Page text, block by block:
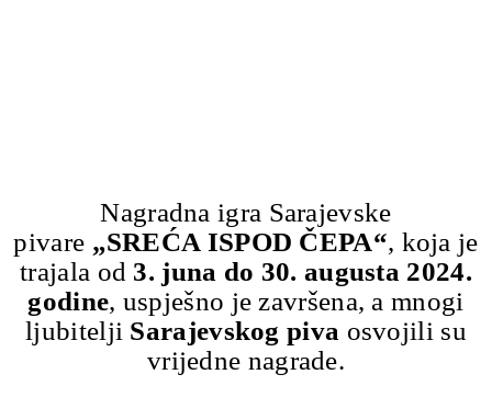
Nagradna igra Sarajevske
pivare „SREĆA ISPOD ČEPA“, koja je
trajala od 3. juna do 30. augusta 2024.
godine, uspješno je završena, a mnogi
ljubitelji Sarajevskog piva osvojili su
vrijedne nagrade.